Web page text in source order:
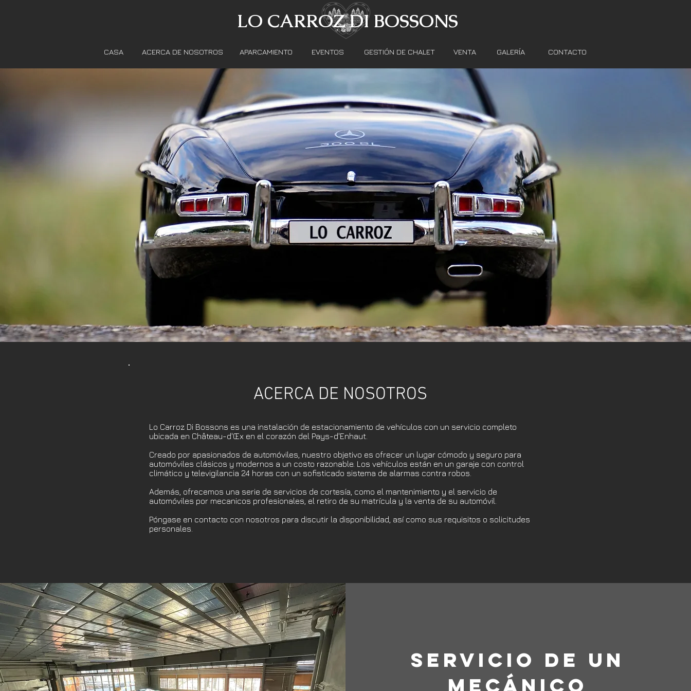
LO CARROZ DI BOSSONS
CASA ACERCA DE NOSOTROS APARCAMIENTO EVENTOS GESTIÓN DE CHALET VENTA GALERÍA CONTACTO
ACERCA DE NOSOTROS
Lo Carroz Di Bossons es una instalación de estacionamiento de vehículos con un servicio completo
ubicada en Château-d'Œx en el corazón del Pays-d'Enhaut.
Creado por apasionados de automóviles, nuestro objetivo es ofrecer un lugar cómodo y seguro para
automóviles clásicos y modernos a un costo razonable. Los vehículos están en un garaje con control
climático y televigilancia 24 horas con un sofisticado sistema de alarmas contra robos.
Además, ofrecemos una serie de servicios de cortesía, como el mantenimiento y el servicio de
automóviles por mecanicos profesionales, el retiro de su matrícula y la venta de su automóvil.
Póngase en contacto con nosotros para discutir la disponibilidad, así como sus requisitos o solicitudes
personales.
SERVICIO DE UN
MECÁNICO